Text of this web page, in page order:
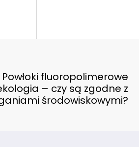
Powłoki fluoropolimerowe
– czy są zgodne z
środowiskowymi?